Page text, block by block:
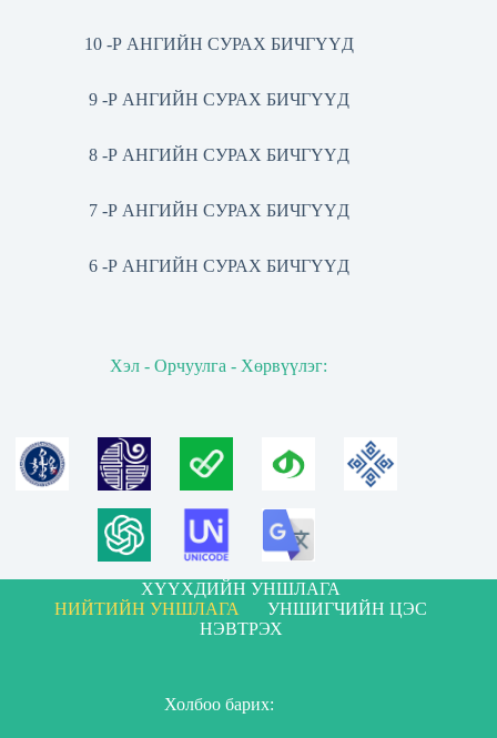
10 -Р АНГИЙН СУРАХ БИЧГҮҮД
9 -Р АНГИЙН СУРАХ БИЧГҮҮД
8 -Р АНГИЙН СУРАХ БИЧГҮҮД
7 -Р АНГИЙН СУРАХ БИЧГҮҮД
6 -Р АНГИЙН СУРАХ БИЧГҮҮД
Хэл - Орчуулга - Хөрвүүлэг:
ХҮҮХДИЙН УНШЛАГА
НИЙТИЙН УНШЛАГА
УНШИГЧИЙН ЦЭС
НЭВТРЭХ
Холбоо барих: